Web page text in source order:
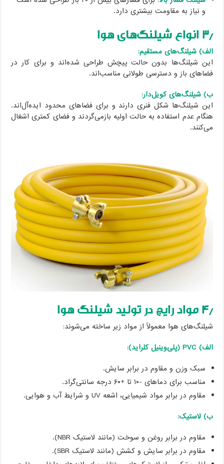
و نیاز به مقاومت بیشتری دارد.
۳٫ انواع شیلنگ‌های هوا
الف) شیلنگ‌های مستقیم:
این شیلنگ‌ها بدون حالت پیچش طراحی شده‌اند و برای کار در
فضاهای باز و دسترسی طولانی مناسب‌اند.
ب) شیلنگ‌های کویل‌دار:
این شیلنگ‌ها شکل فنری دارند و برای فضاهای محدود ایده‌آل‌اند.
هنگام عدم استفاده به حالت اولیه بازمی‌گردند و فضای کمتری اشغال
می‌کنند.
۴٫ مواد رایج در تولید شیلنگ هوا
شیلنگ‌های هوا معمولاً از مواد زیر ساخته می‌شوند:
الف) PVC (پلی‌وینیل کلراید):
سبک وزن و مقاوم در برابر سایش.
مناسب برای دماهای -۱۰ تا +۶۰ درجه سانتی‌گراد.
مقاوم در برابر مواد شیمیایی، اشعه UV و شرایط آب و هوایی.
ب) لاستیک:
مقاوم در برابر روغن و سوخت (مانند لاستیک NBR).
مقاوم در برابر سایش و کشش (مانند لاستیک SBR).